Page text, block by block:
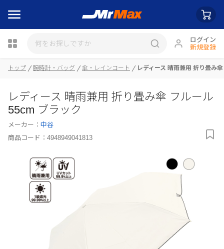
ログイン
新規登録
瓶詰
トップ 腕時計・バッグ 傘・レインコート レディース 晴雨兼用 折り畳み
レディース 晴雨兼用 折り畳み傘 フルール
55cm ブラック
メーカー： 中谷
商品コード： 4948949041813